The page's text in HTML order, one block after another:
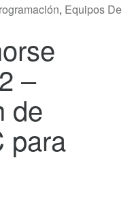
, Equipos De
–
de
para